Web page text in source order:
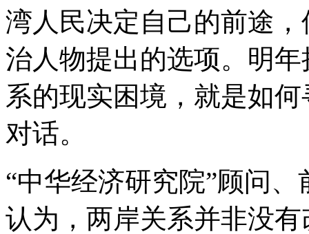
湾人民决定自己的前途
治人物提出的选项。明
系的现实困境，就是如
对话。
“中华经济研究院”顾问
认为，两岸关系并非没